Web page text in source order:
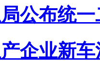
公布统
产企业新